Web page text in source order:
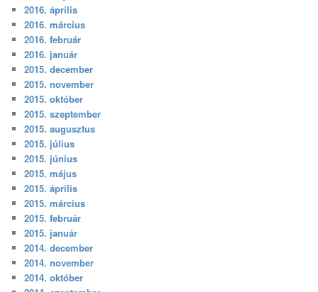
2016. április
2016. március
2016. február
2016. január
2015. december
2015. november
2015. október
2015. szeptember
2015. augusztus
2015. július
2015. június
2015. május
2015. április
2015. március
2015. február
2015. január
2014. december
2014. november
2014. október